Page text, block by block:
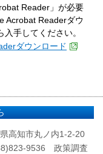
Reader」が必要
Acrobat Readerダウ
手してください。
ダウンロード
高知市丸ノ内1-2-20
9536 政策調査